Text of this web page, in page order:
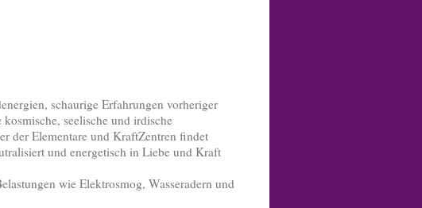
schaurige Erfahrungen vorheriger
seelische und irdische
der Elementare und KraftZentren findet
und energetisch in Liebe und Kraft
wie Elektrosmog, Wasseradern und